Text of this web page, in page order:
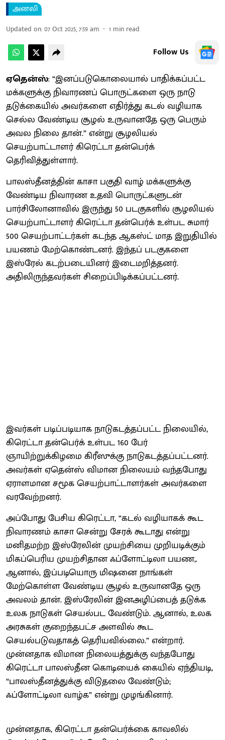
அனலி
Updated on:07 Oct 2025, 7:59 am 1 min read
Follow Us
ஏதென்ஸ்: “இனப்படுகொலையால் பாதிக்கப்பட்ட
மக்களுக்கு நிவாரணப் பொருட்களை ஒரு நாடு
தடுக்கையில் அவர்களை எதிர்த்து கடல் வழியாக
செல்ல வேண்டிய சூழல் உருவானதே ஒரு பெரும்
அவல நிலை தான்.” என்று சூழலியல்
செயற்பாட்டாளர் கிரெட்டா தன்பெர்க்
தெரிவித்துள்ளார்.
பாலஸ்தீனத்தின் காசா பகுதி வாழ் மக்களுக்கு
வேண்டிய நிவாரண உதவி பொருட்களுடன்
பார்சிலோனாவில் இருந்து 50 படகுகளில் சூழலியல்
செயற்பாட்டாளர் கிரெட்டா தன்பெர்க் உள்பட சுமார்
500 செயற்பாட்டர்கள் கடந்த ஆகஸ்ட் மாத இறுதியில்
பயணம் மேற்கொண்டனர். இந்தப் படகுகளை
இஸ்ரேல் கடற்படையினர் இடைமறித்தனர்.
அதிலிருந்தவர்கள் சிறைப்பிடிக்கப்பட்டனர்.
இவர்கள் படிப்படியாக நாடுகடத்தப்பட்ட நிலையில்,
கிரெட்டா தன்பெர்க் உள்பட 160 பேர்
ஞாயிற்றுக்கிழமை கிரீஸுக்கு நாடுகடத்தப்பட்டனர்.
அவர்கள் ஏதென்ஸ் விமான நிலையம் வந்தபோது
ஏராளமான சமூக செயற்பாட்டாளர்கள் அவர்களை
வரவேற்றனர்.
அப்போது பேசிய கிரெட்டா, “கடல் வழியாகக் கூட
நிவாரணம் காசா சென்று சேரக் கூடாது என்று
மனிதமற்ற இஸ்ரேலின் முயற்சியை முறியடிக்கும்
மிகப்பெரிய முயற்சிதான ஃப்ளோட்டிலா பயண,.
ஆனால், இப்படியொரு மிஷனை நாங்கள்
மேற்கொள்ள வேண்டிய சூழல் உருவானதே ஒரு
அவலம் தான். இஸ்ரேலின் இனஅழிப்பைத் தடுக்க
உலக நாடுகள் செயல்பட வேண்டும். ஆனால், உலக
அரசுகள் குறைந்தபட்ச அளவில் கூட
செயல்படுவதாகத் தெரியவில்லை.” என்றார்.
முன்னதாக விமான நிலையத்துக்கு வந்தபோது
கிரெட்டா பாலஸ்தீன கொடியைக் கையில் ஏந்தியடி,
“பாலஸ்தீனத்துக்கு விடுதலை வேண்டும்;
ஃப்ளோட்டிலா வாழ்க” என்று முழங்கினார்.
முன்னதாக, கிரெட்டா தன்பெர்க்கை காவலில்